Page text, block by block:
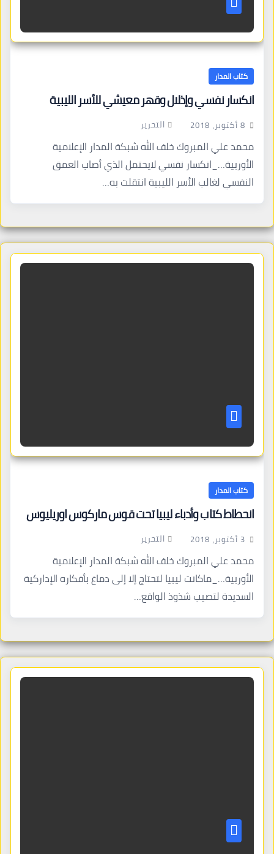
كتاب المدار
انكسار نفسي وإذلال وقهر معيشي للأسر الليبية
8 أكتوبر، 2018 التحرير
محمد علي المبروك خلف الله شبكة المدار الإعلامية
الأوربية…_انكسار نفسي لايحتمل الذي أصاب العمق
النفسي لغالب الأسر الليبية انتقلت به…
كتاب المدار
انحطاط كتاب وأدباء ليبيا تحت قوس ماركوس اوريليوس
3 أكتوبر، 2018 التحرير
محمد علي المبروك خلف الله شبكة المدار الإعلامية
الأوربية…_ماكانت ليبيا لتحتاج إلا إلى دماغ بأفكاره الإداركية
السديدة لتصيب شذوذ الواقع…